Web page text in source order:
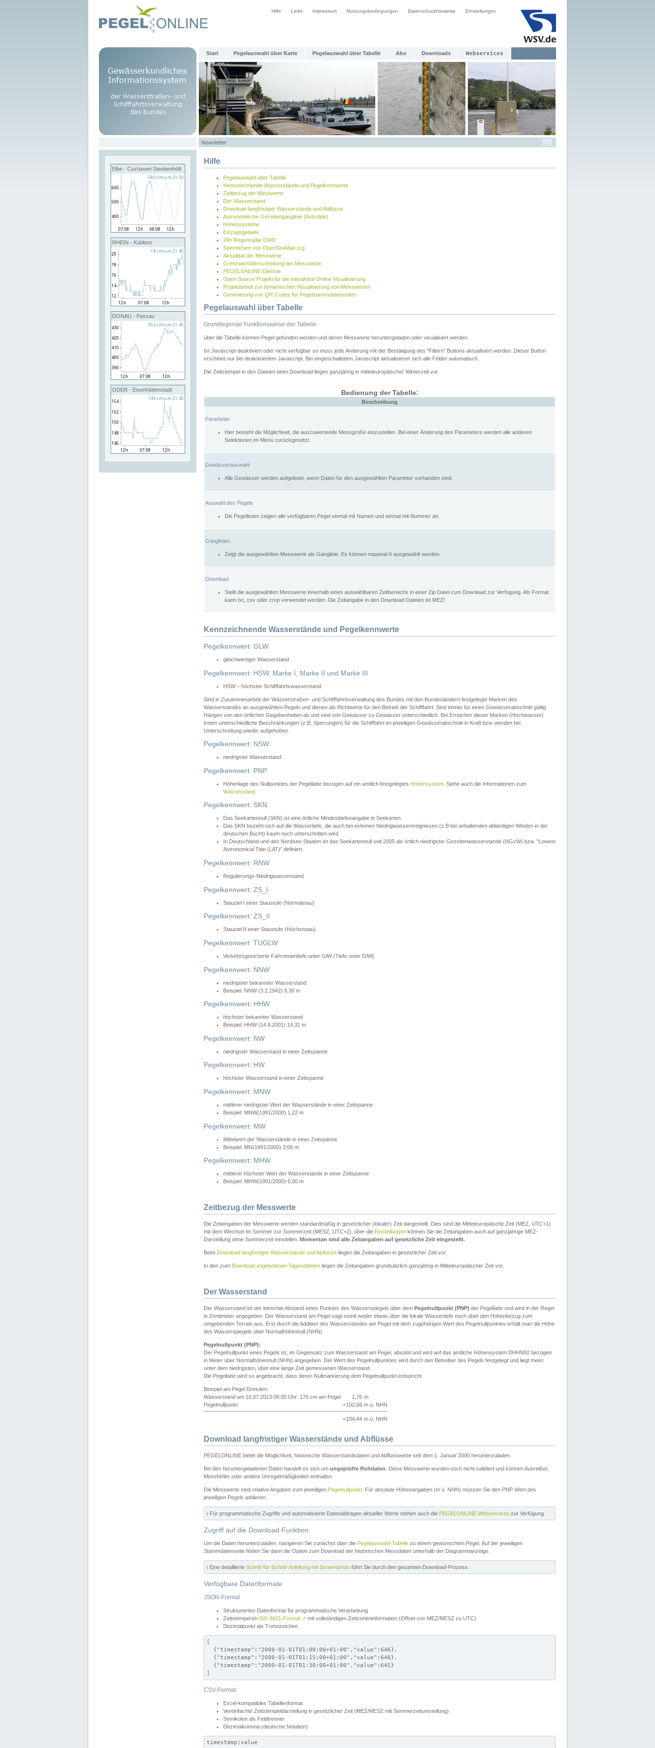
Hilfe Links Impressum Nutzungsbedingungen Datenschutzhinweise Einstellungen
Start Pegelauswahl über Karte Pegelauswahl über Tabelle Abo Downloads Webservices
Newsletter
Elbe - Cuxhaven Steubenhöft
RHEIN - Koblenz
DONAU - Passau
ODER - Eisenhüttenstadt
Hilfe
Pegelauswahl über Tabelle
Kennzeichnende Wasserstände und Pegelkennwerte
Zeitbezug der Messwerte
Der Wasserstand
Download langfristiger Wasserstände und Abflüsse
Astronomische Gezeitenganglinie (Astrotide)
Höhensysteme
Einzugsgebiete
24h Regenradar DWD
Seezeichen von OpenSeaMap.org
Aktualität der Messwerte
Grenzwertüberschreitung der Messwerte
PEGELONLINE-Dienste
Open Source Projekt für die interaktive Online Visualisierung
Projektarbeit zur dynamischen Visualisierung von Messwerten
Generierung von QR-Codes für Pegelstammdatenseiten
Pegelauswahl über Tabelle
Grundlegende Funktionsweise der Tabelle
über die Tabelle können Pegel gefunden werden und deren Messwerte heruntergeladen oder visualisiert werden.
Ist Javascript deaktiviert oder nicht verfügbar so muss jede Änderung mit der Bestätigung des "Filtern" Buttons aktualisiert werden. Dieser Button
erscheint nur bei deaktiviertem Javascript. Bei eingeschaltetem Javascript aktualisieren sich alle Felder automatisch.
Die Zeitstempel in den Dateien beim Download liegen ganzjährig in mitteleuropäischer Winterzeit vor.
Bedienung der Tabelle:
Beschreibung
Parameter
Hier besteht die Möglichkeit, die auszuwertende Messgröße einzustellen. Bei einer Änderung des Parameters werden alle anderen
Selektionen im Menü zurückgesetzt.
Gewässerauswahl
Alle Gewässer werden aufgelistet, wenn Daten für den ausgewählten Parameter vorhanden sind.
Auswahl des Pegels
Die Pegellisten zeigen alle verfügbaren Pegel einmal mit Namen und einmal mit Nummer an.
Ganglinien
Zeigt die ausgewählten Messwerte als Ganglinie. Es können maximal 6 ausgewählt werden.
Download
Stellt die ausgewählten Messwerte innerhalb eines auswählbaren Zeitbereichs in einer Zip Datei zum Download zur Verfügung. Als Format
kann txt, csv oder zrxp verwendet werden. Die Zeitangabe in den Download-Dateien ist MEZ!
Kennzeichnende Wasserstände und Pegelkennwerte
Pegelkennwert: GLW
gleichwertiger Wasserstand
Pegelkennwert: HSW, Marke I, Marke II und Marke III
HSW – höchster Schifffahrtswasserstand
Sind in Zusammenarbeit der Wasserstraßen- und Schifffahrtsverwaltung des Bundes mit den Bundesländern festgelegte Marken des
Wasserstandes an ausgewählten Pegeln und dienen als Richtwerte für den Betrieb der Schifffahrt. Sind immer für einen Gewässerabschnitt gültig.
Hängen von den örtlichen Gegebenheiten ab und sind von Gewässer zu Gewässer unterschiedlich. Bei Erreichen dieser Marken (Hochwasser)
treten unterschiedliche Beschränkungen (z.B. Sperrungen) für die Schifffahrt im jeweiligen Gewässerabschnitt in Kraft bzw. werden bei
Unterschreitung wieder aufgehoben.
Pegelkennwert: NSW
niedrigster Wasserstand
Pegelkennwert: PNP
Höhenlage des Nullpunktes der Pegellatte bezogen auf ein amtlich festgelegtes Höhensystem . Siehe auch die Informationen zum
Wasserstand
Pegelkennwert: SKN
Das Seekartennull (SKN) ist eine örtliche Mindesttiefenangabe in Seekarten.
Das SKN bezieht sich auf die Wassertiefe, die auch bei extemen Niedrigwasserereignissen (z.B bei anhaltenden ablandigen Winden in der
deutschen Bucht) kaum noch unterschritten wird.
In Deutschland und den Nordsee-Staaten ist das Seekartennull seit 2005 als örtlich niedrigster Gezeitenwasserstande (NGzW) bzw. "Lowest
Astronomical Tide (LAT)" definiert.
Pegelkennwert: RNW
Regulierungs-Niedrigwasserstand
Pegelkennwert: ZS_I
Stauziel I einer Staustufe (Normalstau)
Pegelkennwert: ZS_II
Stauziel II einer Staustufe (Höchststau)
Pegelkennwert: TUGLW
Verkehrsgesicherte Fahrrinnentiefe unter GlW (Tiefe unter GlW)
Pegelkennwert: NNW
niedrigster bekannter Wasserstand
Beispiel: NNW (3.2.1942) 9,30 m
Pegelkennwert: HHW
höchster bekannter Wasserstand
Beispiel: HHW (14.8.2001) 14,31 m
Pegelkennwert: NW
niedrigster Wasserstand in einer Zeitspanne
Pegelkennwert: HW
höchster Wasserstand in einer Zeitspanne
Pegelkennwert: MNW
mittlerer niedrigster Wert der Wasserstände in einer Zeitspanne
Beispiel: MNW(1991/2000) 1,22 m
Pegelkennwert: MW
Mittelwert der Wasserstände in einer Zeitspanne
Beispiel: MN(1991/2000) 3,00 m
Pegelkennwert: MHW
mittlerer höchster Wert der Wasserstände in einer Zeitspanne
Beispiel: MHW(1991/2000) 6,00 m
Zeitbezug der Messwerte
Die Zeitangaben der Messwerte werden standardmäßig in gesetzlicher (lokaler) Zeit dargestellt. Dies sind die Mitteleuropäische Zeit (MEZ, UTC+1)
mit dem Wechsel im Sommer zur Sommerzeit (MESZ, UTC+2). über die Einstellungen können Sie die Zeitangaben auch auf ganzjährige MEZ-
Darstellung ohne Sommerzeit einstellen. Momentan sind alle Zeitangaben auf gesetzliche Zeit eingestellt.
Beim Download langfristiger Wasserstände und Abflüsse liegen die Zeitangaben in gesetzlicher Zeit vor.
In den zum Download angebotenen Tagesdateien liegen die Zeitangaben grundsätzlich ganzjährig in Mitteleuropäischer Zeit vor.
Der Wasserstand
Der Wasserstand ist der lotrechte Abstand eines Punktes des Wasserspiegels über dem Pegelnullpunkt (PNP) der Pegellatte und wird in der Regel
in Zentimeter angegeben. Der Wasserstand am Pegel sagt somit weder etwas über die lokale Wassertiefe noch über den Höhenbezug zum
umgebenden Terrain aus. Erst durch die Addition des Wasserstandes am Pegel mit dem zugehörigen Wert des Pegelnullpunktes erhält man die Höhe
des Wasserspiegels über Normalhöhennull (NHN).
Pegelnullpunkt (PNP):
Der Pegelnullpunkt eines Pegels ist, im Gegensatz zum Wasserstand am Pegel, absolut und wird auf das amtliche Höhensystem DHHN92 bezogen
in Meter über Normalhöhennull (NHN) angegeben. Der Wert des Pegelnullpunktes wird durch den Betreiber des Pegels festgelegt und liegt meist
unter dem niedrigsten, über eine lange Zeit gemessenen Wasserstand.
Die Pegellatte wird so angebracht, dass deren Nullmarkierung dem Pegelnullpunkt entspricht.
Beispiel am Pegel Dresden:
Wasserstand am 16.07.2013 08:00 Uhr: 176 cm am Pegel
1,76 m
Pegelnullpunkt
+102,68 m ü. NHN
=104,44 m ü. NHN
Download langfristiger Wasserstände und Abflüsse
PEGELONLINE bietet die Möglichkeit, historische Wasserstandsdaten und Abflusswerte seit dem 1. Januar 2000 herunterzuladen.
Bei den heruntergeladenen Daten handelt es sich um ungeprüfte Rohdaten . Diese Messwerte wurden noch nicht validiert und können Ausreißer,
Messfehler oder andere Unregelmäßigkeiten enthalten.
Die Messwerte sind relative Angaben zum jeweiligen Pegelnullpunkt . Für absolute Höhenangaben (m ü. NHN) müssen Sie den PNP-Wert des
jeweiligen Pegels addieren.
ℹ️ Für programmatische Zugriffe und automatisierte Datenabfragen aktueller Werte stehen auch die PEGELONLINE Webservices zur Verfügung.
Zugriff auf die Download-Funktion
Um die Daten herunterzuladen, navigieren Sie zunächst über die Pegelauswahl-Tabelle zu einem gewünschten Pegel. Auf der jeweiligen
Stammdatenseite finden Sie dann die Option zum Download der historischen Messdaten unterhalb der Diagrammanzeige.
ℹ️ Eine detaillierte Schritt-für-Schritt-Anleitung mit Screenshots führt Sie durch den gesamten Download-Prozess.
Verfügbare Datenformate
JSON-Format
Strukturiertes Datenformat für programmatische Verarbeitung
Zeitstempel im ISO 8601-Format ↗ mit vollständigen Zeitzoneninformation (Offset von MEZ/MESZ zu UTC)
Dezimalpunkt als Trennzeichen
[
  {"timestamp":"2000-01-01T01:00:00+01:00","value":646},
  {"timestamp":"2000-01-01T01:15:00+01:00","value":646},
  {"timestamp":"2000-01-01T01:30:00+01:00","value":645}
]
CSV-Format
Excel-kompatibles Tabellenformat
Vereinfachte Zeitstempeldarstellung in gesetzlicher Zeit (MEZ/MESZ mit Sommerzeitumstellung)
Semikolon als Feldtrenner
Dezimalkomma (deutsche Notation)
timestamp;value